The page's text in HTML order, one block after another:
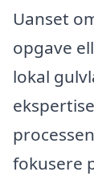
Uanset
opgave
lokal
fokusere